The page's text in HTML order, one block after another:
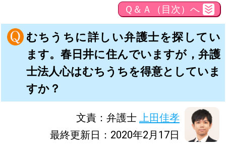
Ｑ＆Ａ（目次）へ
むちうちに詳しい弁護士を探してい
ます。春日井に住んでいますが，弁護
士法人心はむちうちを得意としていま
すか？
文責：弁護士
上田佳孝
最終更新日：2020年2月17日